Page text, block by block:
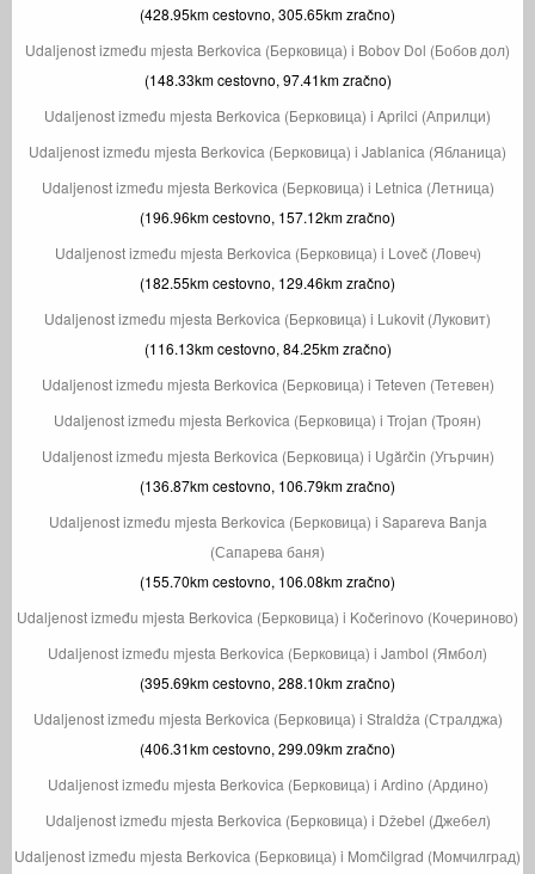
(428.95km cestovno, 305.65km zračno)
Udaljenost između mjesta Berkovica (Берковица) i Bobov Dol (Бобов дол)
(148.33km cestovno, 97.41km zračno)
Udaljenost između mjesta Berkovica (Берковица) i Aprilci (Априлци)
Udaljenost između mjesta Berkovica (Берковица) i Jablanica (Ябланица)
Udaljenost između mjesta Berkovica (Берковица) i Letnica (Летница)
(196.96km cestovno, 157.12km zračno)
Udaljenost između mjesta Berkovica (Берковица) i Loveč (Ловеч)
(182.55km cestovno, 129.46km zračno)
Udaljenost između mjesta Berkovica (Берковица) i Lukovit (Луковит)
(116.13km cestovno, 84.25km zračno)
Udaljenost između mjesta Berkovica (Берковица) i Teteven (Тетевен)
Udaljenost između mjesta Berkovica (Берковица) i Trojan (Троян)
Udaljenost između mjesta Berkovica (Берковица) i Ugărčin (Угърчин)
(136.87km cestovno, 106.79km zračno)
Udaljenost između mjesta Berkovica (Берковица) i Sapareva Banja
(Сапарева баня)
(155.70km cestovno, 106.08km zračno)
Udaljenost između mjesta Berkovica (Берковица) i Kočerinovo (Кочериново)
Udaljenost između mjesta Berkovica (Берковица) i Jambol (Ямбол)
(395.69km cestovno, 288.10km zračno)
Udaljenost između mjesta Berkovica (Берковица) i Straldža (Стралджа)
(406.31km cestovno, 299.09km zračno)
Udaljenost između mjesta Berkovica (Берковица) i Ardino (Ардино)
Udaljenost između mjesta Berkovica (Берковица) i Džebel (Джебел)
Udaljenost između mjesta Berkovica (Берковица) i Momčilgrad (Момчилград)